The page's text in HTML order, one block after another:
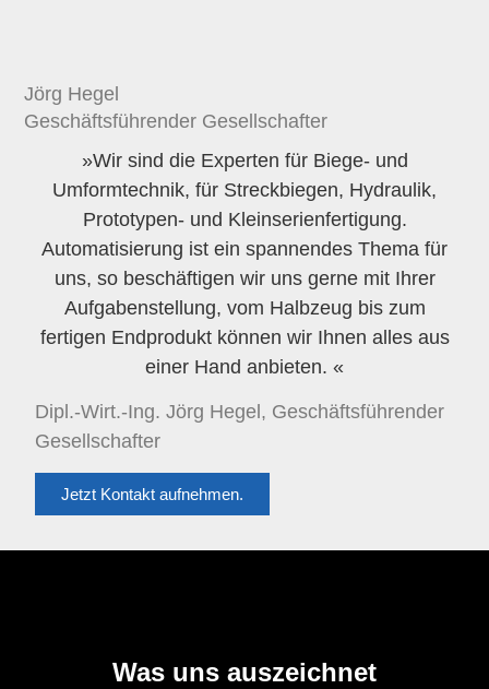
»Wir sind die Experten für Biege- und
Umformtechnik, für Streckbiegen, Hydraulik,
Prototypen- und Kleinserienfertigung.
Automatisierung ist ein spannendes Thema für
uns, so beschäftigen wir uns gerne mit Ihrer
Aufgabenstellung, vom Halbzeug bis zum
fertigen Endprodukt können wir Ihnen alles aus
einer Hand anbieten. «
Dipl.-Wirt.-Ing. Jörg Hegel, Geschäftsführender
Gesellschafter
Jetzt Kontakt aufnehmen.
Jörg Hegel
Geschäftsführender Gesellschafter
Was uns auszeichnet